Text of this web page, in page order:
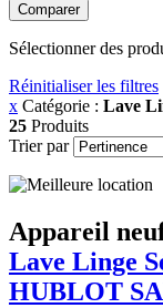
Comparer
Sélectionner des
Réinitialiser les filtres
x Catégorie : Lave
25 Produits
Trier par
Appareil
Lave Linge
HUBLOT